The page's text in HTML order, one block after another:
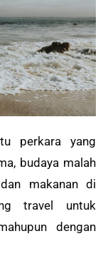
perkara yang
budaya malah
makanan di
travel untuk
dengan